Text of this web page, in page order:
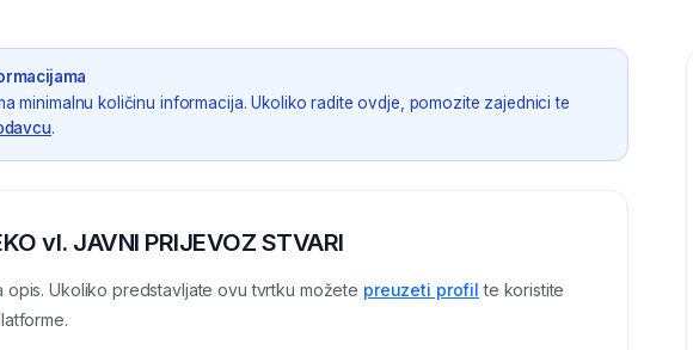
minimalnu količinu informacija. Ukoliko radite ovdje, pomozite zajednici te
.
vl. JAVNI PRIJEVOZ STVARI
opis. Ukoliko predstavljate ovu tvrtku možete preuzeti profil te koristite